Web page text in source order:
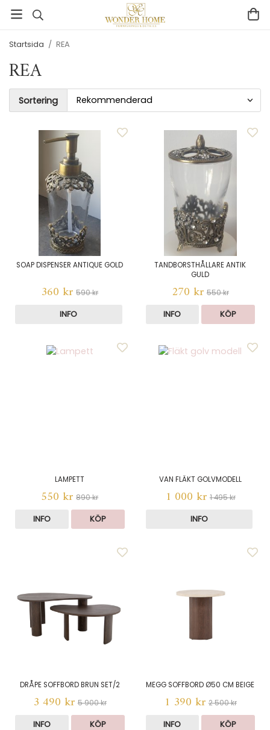
Startsida / REA
REA
Sortering
SOAP DISPENSER ANTIQUE GOLD
360 kr 590 kr
INFO
TANDBORSTHÅLLARE ANTIK
GULD
270 kr 550 kr
INFO KÖP
LAMPETT
550 kr 890 kr
INFO KÖP
VAN FLÄKT GOLVMODELL
1 000 kr 1 495 kr
INFO
DRÅPE SOFFBORD BRUN SET/2
3 490 kr 5 900 kr
INFO KÖP
MEGG SOFFBORD Ø50 CM BEIGE
1 390 kr 2 500 kr
INFO KÖP